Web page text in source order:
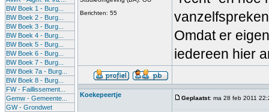
BW Boek 1 - Burg...
BW Boek 2 - Burg...
BW Boek 3 - Burg...
BW Boek 4 - Burg...
BW Boek 5 - Burg...
BW Boek 6 - Burg...
BW Boek 7 - Burg...
BW Boek 7a - Burg...
BW Boek 8 - Burg...
FW - Faillissement...
Gemw - Gemeente...
GW - Grondwet
Berichten: 55
Omdat er
iedereen hier
Koekepeertje Geplaatst: ma 28 feb 2011